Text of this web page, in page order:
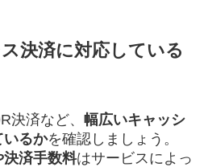
決済に対応している
決済など、 幅広いキャッシ
いるかを確認しましょう。
決済手数料はサービスによっ